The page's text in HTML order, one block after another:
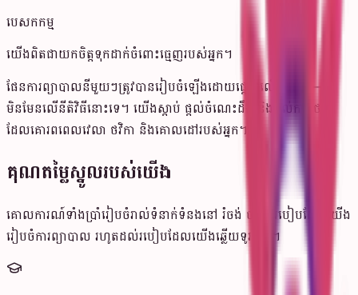
បេសកកម្ម
យើងពិតជាយកចិត្តទុកដាក់ចំពោះធ្មេញរបស់អ្នក។
ផែនការព្យាបាលនីមួយៗត្រូវបានរៀបចំឡើងដោយផ្តោតលើអ្នកជំងឺ —
មិនមែនលើនីតិវិធីនោះទេ។ យើងស្តាប់ ផ្តល់ចំណេះដឹង និងផ្តល់ការថែទាំ
ដែលគោរពពេលវេលា ថវិកា និងគោលដៅរបស់អ្នក។
គុណតម្លៃស្នូលរបស់យើង
គោលការណ៍ទាំងប្រាំរៀបចំរាល់ទំនាក់ទំនងនៅ រំចង់ ចាប់ពីរបៀបដែលយើង
រៀបចំការព្យាបាល រហូតដល់របៀបដែលយើងឆ្លើយទូរស័ព្ទ។